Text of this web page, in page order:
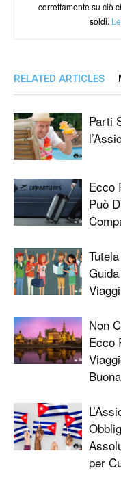
correttamente su ciò
soldi.
RELATED ARTICLES
Parti
Ecco
Può
Non
Ecco
per